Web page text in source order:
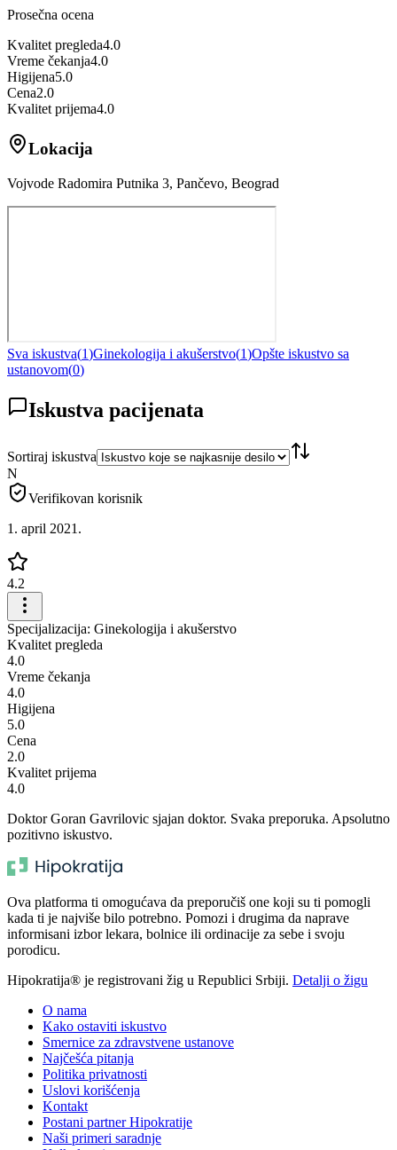
Prosečna ocena
Kvalitet pregleda4.0
Vreme čekanja4.0
Higijena5.0
Cena2.0
Kvalitet prijema4.0
Lokacija
Vojvode Radomira Putnika 3, Pančevo, Beograd
Sva iskustva(1)Ginekologija i akušerstvo(1)Opšte iskustvo sa
ustanovom(0)
Iskustva pacijenata
Sortiraj iskustva
N
Verifikovan korisnik
1. april 2021.
4.2
Specijalizacija: Ginekologija i akušerstvo
Kvalitet pregleda
4.0
Vreme čekanja
4.0
Higijena
5.0
Cena
2.0
Kvalitet prijema
4.0
Doktor Goran Gavrilovic sjajan doktor. Svaka preporuka. Apsolutno
pozitivno iskustvo.
Ova platforma ti omogućava da preporučiš one koji su ti pomogli
kada ti je najviše bilo potrebno. Pomozi i drugima da naprave
informisani izbor lekara, bolnice ili ordinacije za sebe i svoju
porodicu.
Hipokratija® je registrovani žig u Republici Srbiji. Detalji o žigu
O nama
Kako ostaviti iskustvo
Smernice za zdravstvene ustanove
Najčešća pitanja
Politika privatnosti
Uslovi korišćenja
Kontakt
Postani partner Hipokratije
Naši primeri saradnje